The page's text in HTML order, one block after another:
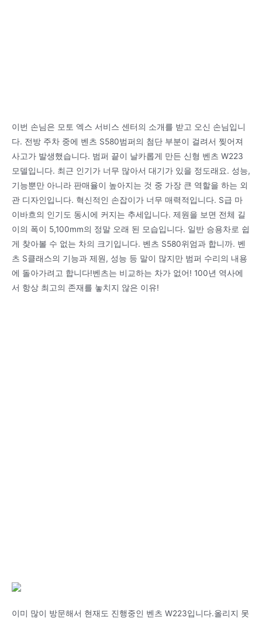
이번 손님은 모토 엑스 서비스 센터의 소개를 받고 오신 손님입니
다. 전방 주차 중에 벤츠 S580범퍼의 첨단 부분이 걸려서 찢어져
사고가 발생했습니다. 범퍼 끝이 날카롭게 만든 신형 벤츠 W223
모델입니다. 최근 인기가 너무 많아서 대기가 있을 정도래요. 성능,
기능뿐만 아니라 판매율이 높아지는 것 중 가장 큰 역할을 하는 외
관 디자인입니다. 혁신적인 손잡이가 너무 매력적입니다. S급 마
이바흐의 인기도 동시에 커지는 추세입니다. 제원을 보면 전체 길
이의 폭이 5,100mm의 정말 오래 된 모습입니다. 일반 승용차로 쉽
게 찾아볼 수 없는 차의 크기입니다. 벤츠 S580위엄과 합니까. 벤
츠 S클래스의 기능과 제원, 성능 등 말이 많지만 범퍼 수리의 내용
에 돌아가려고 합니다!벤츠는 비교하는 차가 없어! 100년 역사에
서 항상 최고의 존재를 놓치지 않은 이유!
이미 많이 방문해서 현재도 진행중인 벤츠 W223입니다.올리지 못